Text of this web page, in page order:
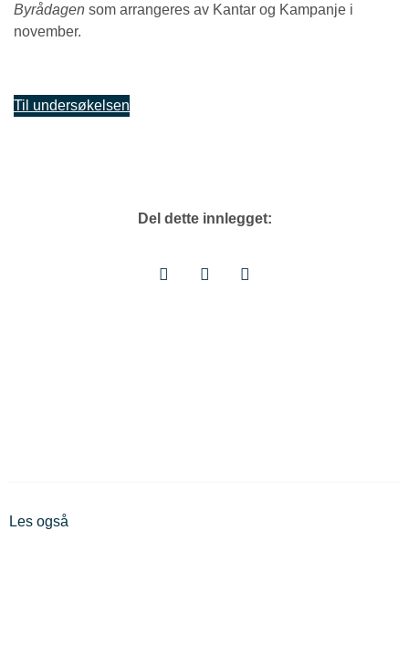
Byrådagen som arrangeres av Kantar og Kampanje i
november.
Til undersøkelsen
Del dette innlegget:
Les også